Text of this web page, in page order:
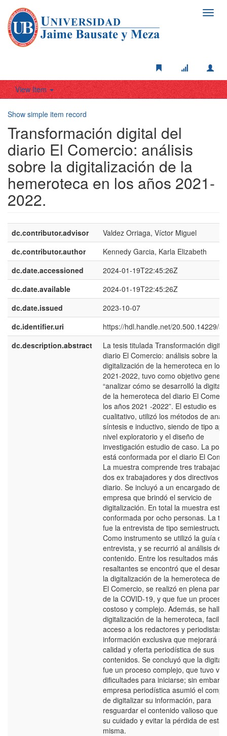
View Item
Show simple item record
Transformación digital del
diario El Comercio: análisis
sobre la digitalización de la
hemeroteca en los años 2021-
2022.
dc.contributor.advisor
Valdez Orriaga, Víctor Miguel
dc.contributor.author
Kennedy Garcia, Karla Elizabeth
dc.date.accessioned
2024-01-19T22:45:26Z
dc.date.available
2024-01-19T22:45:26Z
dc.date.issued
2023-10-07
dc.identifier.uri
https://hdl.handle.net/20.500.14229/
dc.description.abstract
La tesis titulada Transformación
diario El Comercio: análisis sobre la
digitalización de la hemeroteca en los
2021-2022, tuvo como objetivo
“analizar cómo se desarrolló la
de la hemeroteca del diario El
los años 2021 -2022”. El estudio es
cualitativo, utilizó los métodos de
síntesis e inductivo, siendo de tipo
nivel exploratorio y el diseño de
investigación estudio de caso. La
está conformada por el diario El
La muestra comprende tres
dos ex trabajadores y dos directivos
diario. Se incluyó a un encargado de
empresa que brindó el servicio de
digitalización. En total la muestra está
conformada por ocho personas. La
fue la entrevista de tipo
Como instrumento se utilizó la guía de
entrevista, y se recurrió al análisis de
contenido. Entre los resultados más
resaltantes se encontró que el
la digitalización de la hemeroteca del
El Comercio, se realizó en plena
de la COVID-19, y que fue un
costoso y complejo. Además, se halló
digitalización de la hemeroteca,
acceso a los redactores y periodistas
información exclusiva que mejorará su
calidad y oferta periodística de sus
contenidos. Se concluyó que la
fue un proceso complejo, que tuvo
dificultades para iniciarse; sin
empresa periodística asumió el
de digitalizar su información, para
resguardar el contenido valioso que
su cuidado y evitar la pérdida de esta
misma.